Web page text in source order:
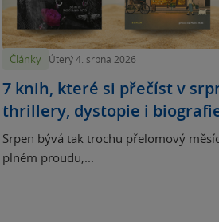
Články Úterý 4. srpna 2026
7 knih, které si přečíst v
thrillery, dystopie i
Srpen bývá tak trochu přelomový
plném proudu,...